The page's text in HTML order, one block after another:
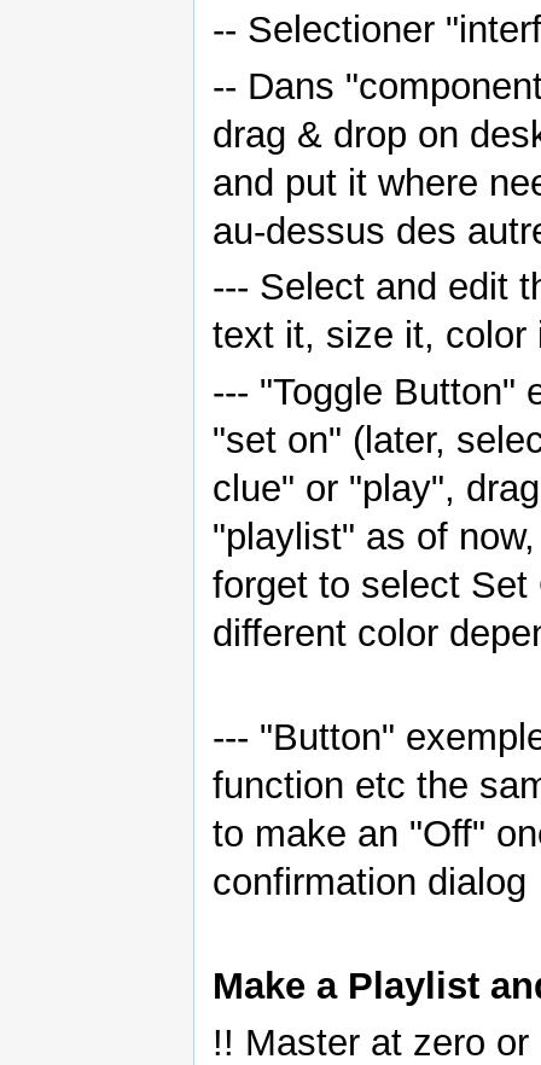
-- Selectioner
-- Dans
drag & drop on
and put it where
au-dessus des
--- Select and edit
text it, size it, color
--- "Toggle Button"
"set on" (later,
clue" or "play",
"playlist" as of
forget to select Set
different color
--- "Button"
function etc the
to make an "Off"
confirmation dialog
Make a Playlist
!! Master at zero